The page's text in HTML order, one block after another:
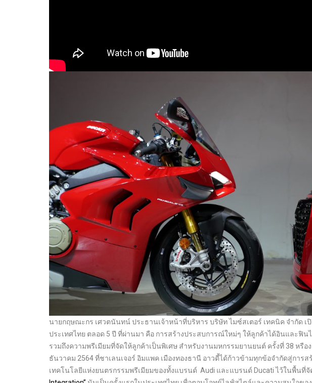
นายกฤษณะกร เศวตนันทน์ ประธานเจ้าหน้าที่บริหาร บริษัท ไมซ์สเตอร์ เทคนิค จำกัด เ
ประเทศไทย ตลอด 5 ปี ที่ผ่านมา คือ การสร้างประสบการณ์ใหม่ๆ ให้ลูกค้าได้อินและฟิ
รวมถึงความพรีเมียมที่จัดให้ลูกค้าเป็นพิเศษ สำหรับงานมหกรรมยานยนต์ ครั้งที่ 38 หรือ
ธันวาคม 2564 ที่ชาเลนเจอร์ อิมแพค เมืองทองธานี อาวดี้ได้ก้าวข้ามทุกข้อจำกัดสู่การ
เทคโนโลยีแห่งยนตรกรรมพรีเมียมของทั้งแบรนด์ Audi และแบรนด์ Ducati ไว้ในพื้นที่จั